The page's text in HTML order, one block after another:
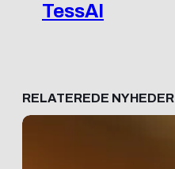
TessAI
RELATEREDE NYHEDER